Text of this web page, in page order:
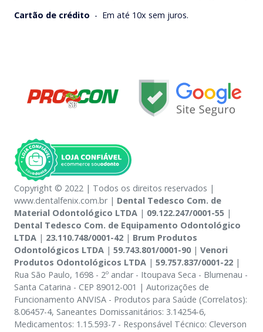
Cartão de crédito - Em até 10x sem juros.
Copyright © 2022 | Todos os direitos reservados |
www.dentalfenix.com.br | Dental Tedesco Com. de
Material Odontológico LTDA | 09.122.247/0001-55 |
Dental Tedesco Com. de Equipamento Odontológico
LTDA | 23.110.748/0001-42 | Brum Produtos
Odontológicos LTDA | 59.743.801/0001-90| Venori
Produtos Odontológicos LTDA | 59.757.837/0001-22 |
Rua São Paulo, 1698 - 2º andar - Itoupava Seca - Blumenau -
Santa Catarina - CEP 89012-001 | Autorizações de
Funcionamento ANVISA - Produtos para Saúde (Correlatos):
8.06457-4, Saneantes Domissanitários: 3.14254-6,
Medicamentos: 1.15.593-7 - Responsável Técnico: Cleverson